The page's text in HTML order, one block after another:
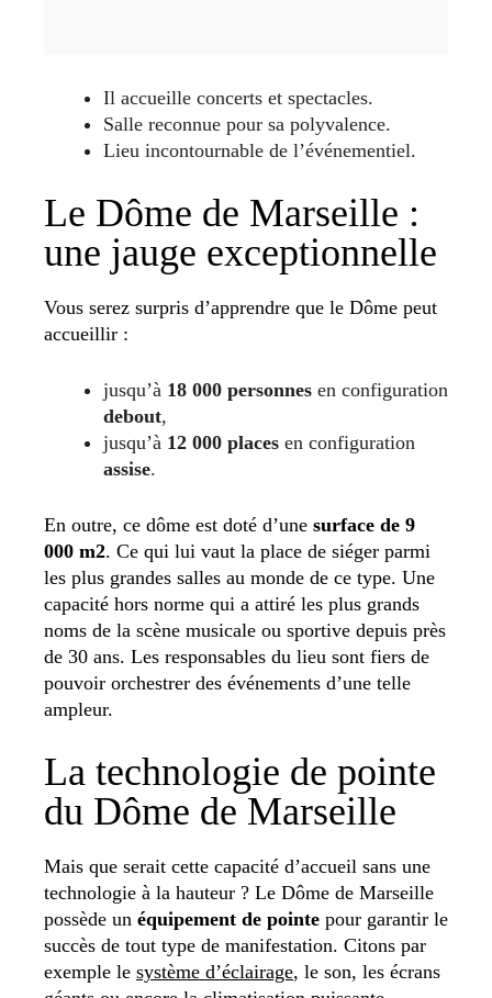
Il accueille concerts et spectacles.
Salle reconnue pour sa polyvalence.
Lieu incontournable de l’événementiel.
Le Dôme de Marseille :
une jauge exceptionnelle
Vous serez surpris d’apprendre que le Dôme peut
accueillir :
jusqu’à 18 000 personnes en configuration
debout,
jusqu’à 12 000 places en configuration
assise.
En outre, ce dôme est doté d’une surface de 9
000 m2. Ce qui lui vaut la place de siéger parmi
les plus grandes salles au monde de ce type. Une
capacité hors norme qui a attiré les plus grands
noms de la scène musicale ou sportive depuis près
de 30 ans. Les responsables du lieu sont fiers de
pouvoir orchestrer des événements d’une telle
ampleur.
La technologie de pointe
du Dôme de Marseille
Mais que serait cette capacité d’accueil sans une
technologie à la hauteur ? Le Dôme de Marseille
possède un équipement de pointe pour garantir le
succès de tout type de manifestation. Citons par
exemple le système d’éclairage, le son, les écrans